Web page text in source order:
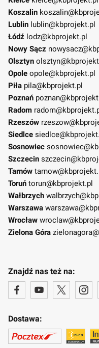
Koszalin
Lublin lublin@kbprojekt.pl
Łódź lodz@kbprojekt.pl
Nowy Sącz
Olsztyn
Opole opole@kbprojekt.pl
Piła pila@kbprojekt.pl
Poznań
Radom
Rzeszów
Siedlce
Sosnowiec
Szczecin
Tarnów
Toruń torun@kbprojekt.pl
Wałbrzych
Warszawa
Wrocław
Zielona Góra
Znajdź nas też na:
Dostawa: